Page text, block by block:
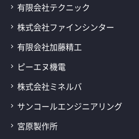
有限会社テクニック
株式会社ファインシンター
有限会社加藤精工
ピーエヌ機電
株式会社ミネルバ
サンコールエンジニアリング
宮原製作所